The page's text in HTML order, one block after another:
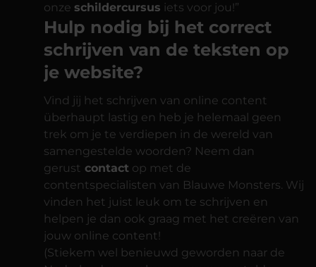
onze schildercursus iets voor jou!”
Hulp nodig bij het correct
schrijven van de teksten op
je website?
Vind jij het schrijven van online content
überhaupt lastig en heb je helemaal geen
trek om je te verdiepen in de wereld van
samengestelde woorden? Neem dan
gerust contactop met de
contentspecialisten van Blauwe Monsters. Wij
vinden het juist leuk om te schrijven en
helpen je dan ook graag met het creëren van
jouw online content!
(Stiekem wel benieuwd geworden naar de